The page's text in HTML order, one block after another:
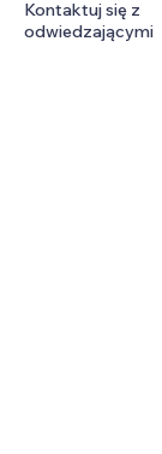
Kontaktuj się z
odwiedzającymi